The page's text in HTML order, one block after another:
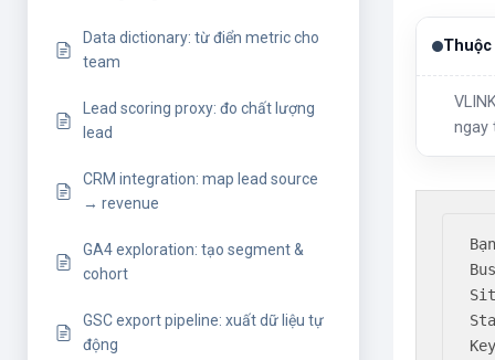
Data dictionary: từ điển metric cho
team
Lead scoring proxy: đo chất lượng
lead
CRM integration: map lead source
→ revenue
GA4 exploration: tạo segment &
cohort
GSC export pipeline: xuất dữ liệu tự
động
ngay